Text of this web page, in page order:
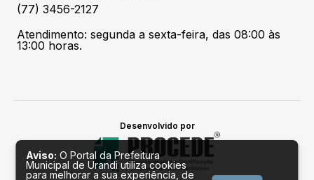
(77) 3456-2127
Atendimento: segunda a sexta-feira, das 08:00 às
13:00 horas.
Desenvolvido por
Aviso: O Portal da Prefeitura
Municipal de Urandi utiliza cookies
para melhorar a sua experiência, de